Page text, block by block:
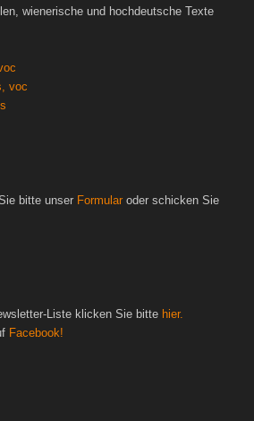
wienerische und hochdeutsche Texte
voc
bitte unser Formular oder schicken Sie
Liste klicken Sie bitte hier.
Facebook!